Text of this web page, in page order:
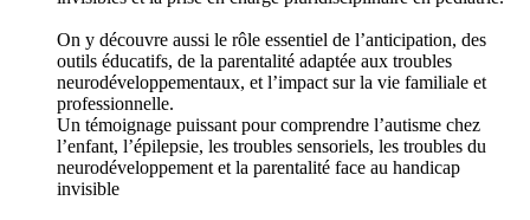
On y découvre aussi le rôle essentiel de l’anticipation, des
outils éducatifs, de la parentalité adaptée aux troubles
neurodéveloppementaux, et l’impact sur la vie familiale et
professionnelle.
Un témoignage puissant pour comprendre l’autisme chez
l’enfant, l’épilepsie, les troubles sensoriels, les troubles du
neurodéveloppement et la parentalité face au handicap
invisible